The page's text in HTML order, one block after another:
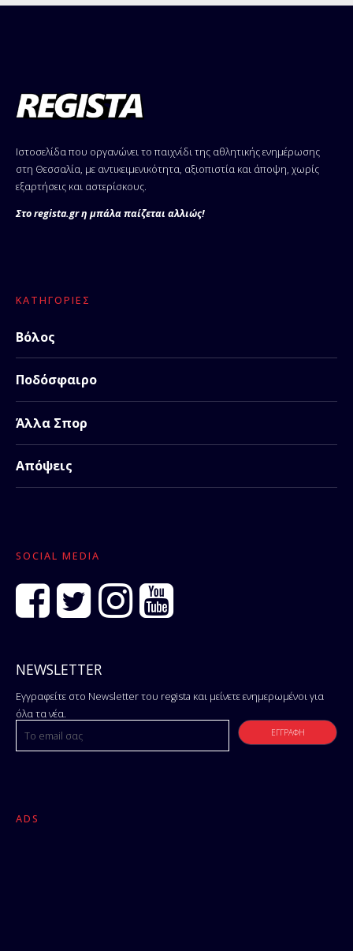
Ιστοσελίδα που οργανώνει το παιχνίδι της αθλητικής ενημέρωσης
στη Θεσσαλία, με αντικειμενικότητα, αξιοπιστία και άποψη, χωρίς
εξαρτήσεις και αστερίσκους.
Στο regista.gr η μπάλα παίζεται αλλιώς!
ΚΑΤΗΓΟΡΊΕΣ
Βόλος
Ποδόσφαιρο
Άλλα Σπορ
Απόψεις
SOCIAL MEDIA
NEWSLETTER
Εγγραφείτε στο Newsletter του regista και μείνετε ενημερωμένοι για
όλα τα νέα.
ADS